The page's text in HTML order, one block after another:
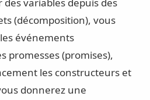
variables depuis des
(décomposition), vous
événements
promesses (promises),
les constructeurs et
donnerez une